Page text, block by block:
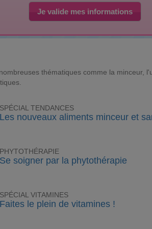
Je valide mes informations
thématiques comme la minceur,
TENDANCES
nouveaux aliments minceur et
soigner par la phytothérapie
VITAMINES
le plein de vitamines !